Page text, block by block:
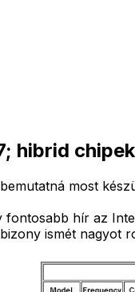
hibrid chipek
most
hír az
ismét